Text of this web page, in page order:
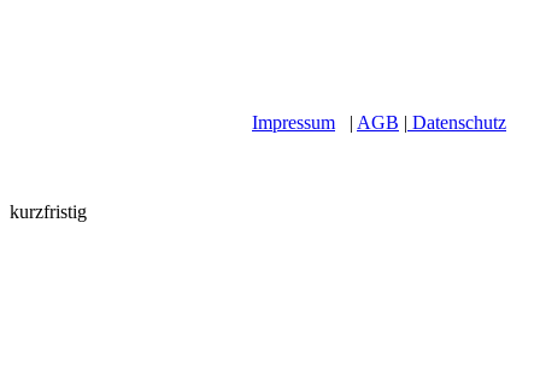
Impressum | AGB | Datenschutz
kurzfristig